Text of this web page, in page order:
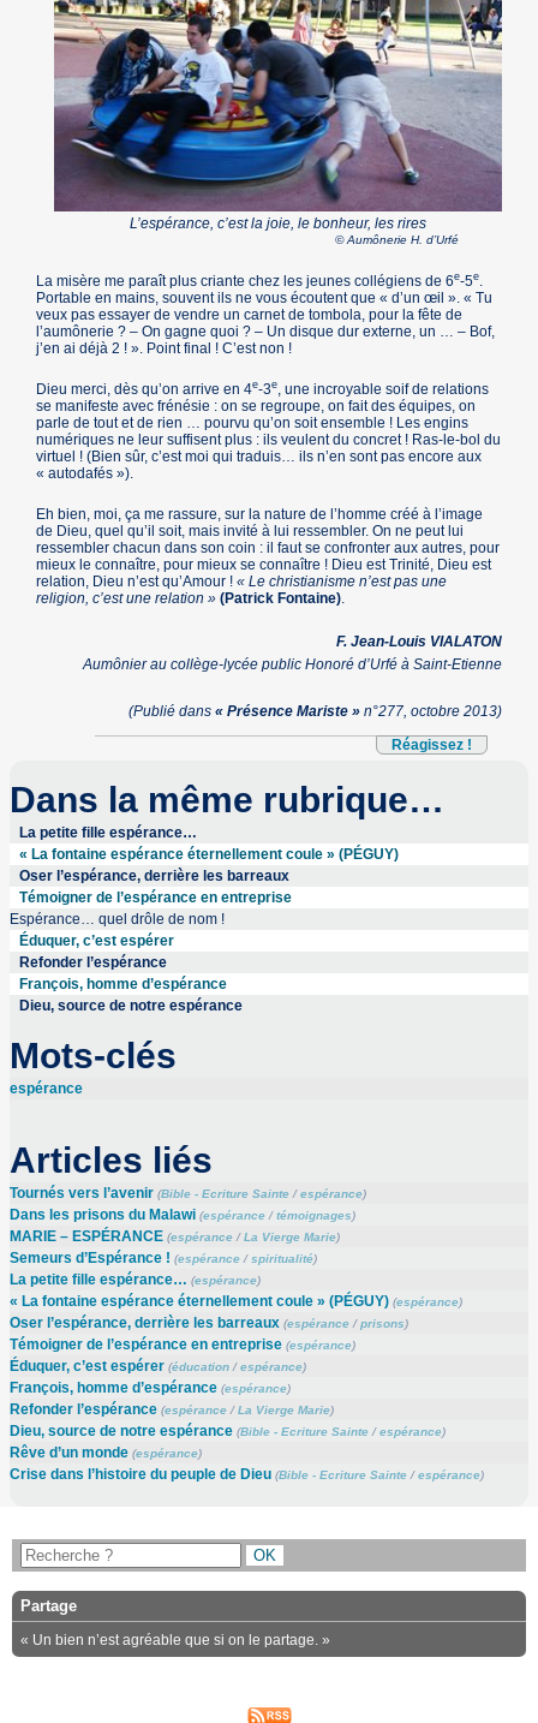
L’espérance, c’est la joie, le bonheur, les rires
© Aumônerie H. d’Urfé
La misère me paraît plus criante chez les jeunes collégiens de 6e-5e.
Portable en mains, souvent ils ne vous écoutent que « d’un œil ». « Tu
veux pas essayer de vendre un carnet de tombola, pour la fête de
l’aumônerie ? – On gagne quoi ? – Un disque dur externe, un … – Bof,
j’en ai déjà 2 ! ». Point final ! C’est non !
Dieu merci, dès qu’on arrive en 4e-3e, une incroyable soif de relations
se manifeste avec frénésie : on se regroupe, on fait des équipes, on
parle de tout et de rien … pourvu qu’on soit ensemble ! Les engins
numériques ne leur suffisent plus : ils veulent du concret ! Ras-le-bol du
virtuel ! (Bien sûr, c’est moi qui traduis… ils n’en sont pas encore aux
« autodafés »).
Eh bien, moi, ça me rassure, sur la nature de l’homme créé à l’image
de Dieu, quel qu’il soit, mais invité à lui ressembler. On ne peut lui
ressembler chacun dans son coin : il faut se confronter aux autres, pour
mieux le connaître, pour mieux se connaître ! Dieu est Trinité, Dieu est
relation, Dieu n’est qu’Amour !« Le christianisme n’est pas une
religion, c’est une relation » (Patrick Fontaine).
F. Jean-Louis VIALATON
Aumônier au collège-lycée public Honoré d’Urfé à Saint-Etienne
(Publié dans « Présence Mariste »n°277, octobre 2013)
Réagissez !
Dans la même rubrique…
La petite fille espérance…
« La fontaine espérance éternellement coule » (PÉGUY)
Oser l’espérance, derrière les barreaux
Témoigner de l’espérance en entreprise
Espérance… quel drôle de nom !
Éduquer, c’est espérer
Refonder l’espérance
François, homme d’espérance
Dieu, source de notre espérance
Mots-clés
espérance
Articles liés
Tournés vers l’avenir (Bible - Ecriture Sainte/espérance)
Dans les prisons du Malawi (espérance/témoignages)
MARIE – ESPÉRANCE (espérance/La Vierge Marie)
Semeurs d’Espérance ! (espérance/spiritualité)
La petite fille espérance… (espérance)
« La fontaine espérance éternellement coule » (PÉGUY) (espérance)
Oser l’espérance, derrière les barreaux (espérance/prisons)
Témoigner de l’espérance en entreprise (espérance)
Éduquer, c’est espérer (éducation/espérance)
François, homme d’espérance (espérance)
Refonder l’espérance (espérance/La Vierge Marie)
Dieu, source de notre espérance (Bible - Ecriture Sainte/espérance)
Rêve d’un monde (espérance)
Crise dans l’histoire du peuple de Dieu (Bible - Ecriture Sainte/espérance)
Partage
« Un bien n’est agréable que si on le partage. »